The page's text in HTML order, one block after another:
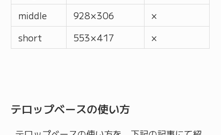
middle
928 × 306
×
short
553 × 417 ×
テロップベースの使い方